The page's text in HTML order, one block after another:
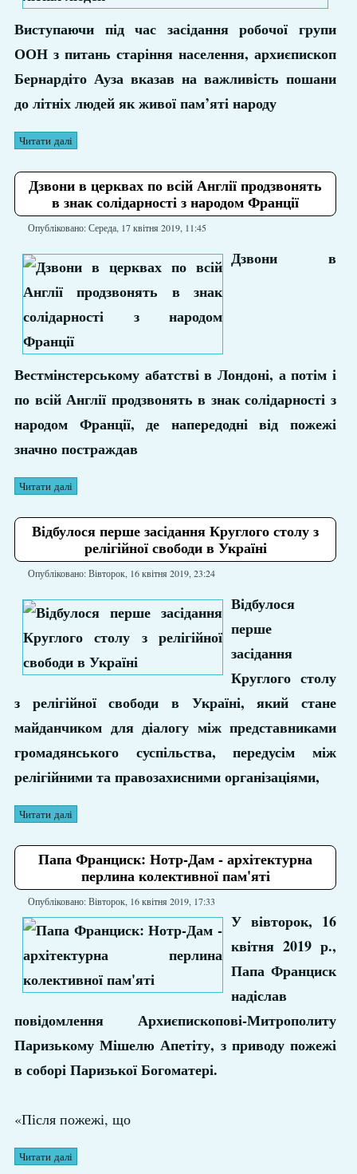
Виступаючи під час засідання робочої групи
ООН з питань старіння населення, архиєпископ
Бернардіто Ауза вказав на важливість пошани
до літніх людей як живої пам’яті народу
Читати далі
Дзвони в церквах по всій Англії продзвонять
в знак солідарності з народом Франції
Опубліковано: Середа, 17 квітня 2019, 11:45
Дзвони в
Вестмінстерському абатстві в Лондоні, а потім і
по всій Англії продзвонять в знак солідарності з
народом Франції, де напередодні від пожежі
значно постраждав
Читати далі
Відбулося перше засідання Круглого столу з
релігійної свободи в Україні
Опубліковано: Вівторок, 16 квітня 2019, 23:24
Відбулося
перше
засідання
Круглого столу
з релігійної свободи в Україні, який стане
майданчиком для діалогу між представниками
громадянського суспільства, передусім між
релігійними та правозахисними організаціями,
Читати далі
Папа Франциск: Нотр-Дам - архітектурна
перлина колективної пам'яті
Опубліковано: Вівторок, 16 квітня 2019, 17:33
У вівторок, 16
квітня 2019 р.,
Папа Франциск
надіслав
повідомлення Архиєпископові-Митрополиту
Паризькому Мішелю Апетіту, з приводу пожежі
в соборі Паризької Богоматері.
«Після пожежі, що
Читати далі